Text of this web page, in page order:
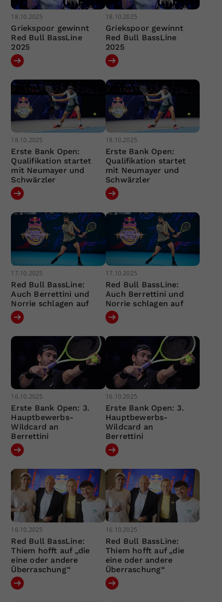
18.10.2025
Griekspoor gewinnt
Red Bull BassLine
2025
18.10.2025
Griekspoor gewinnt
Red Bull BassLine
2025
18.10.2025
Erste Bank Open:
Qualifikation startet
mit Neumayer und
Schwärzler
18.10.2025
Erste Bank Open:
Qualifikation startet
mit Neumayer und
Schwärzler
17.10.2025
Red Bull BassLine:
Auch Berrettini und
Norrie schlagen auf
17.10.2025
Red Bull BassLine:
Auch Berrettini und
Norrie schlagen auf
16.10.2025
Erste Bank Open: 3.
Hauptbewerbs-
Wildcard an
Berrettini
16.10.2025
Erste Bank Open: 3.
Hauptbewerbs-
Wildcard an
Berrettini
16.10.2025
Red Bull BassLine:
Thiem hofft auf „die
eine oder andere
Überraschung“
16.10.2025
Red Bull BassLine:
Thiem hofft auf „die
eine oder andere
Überraschung“